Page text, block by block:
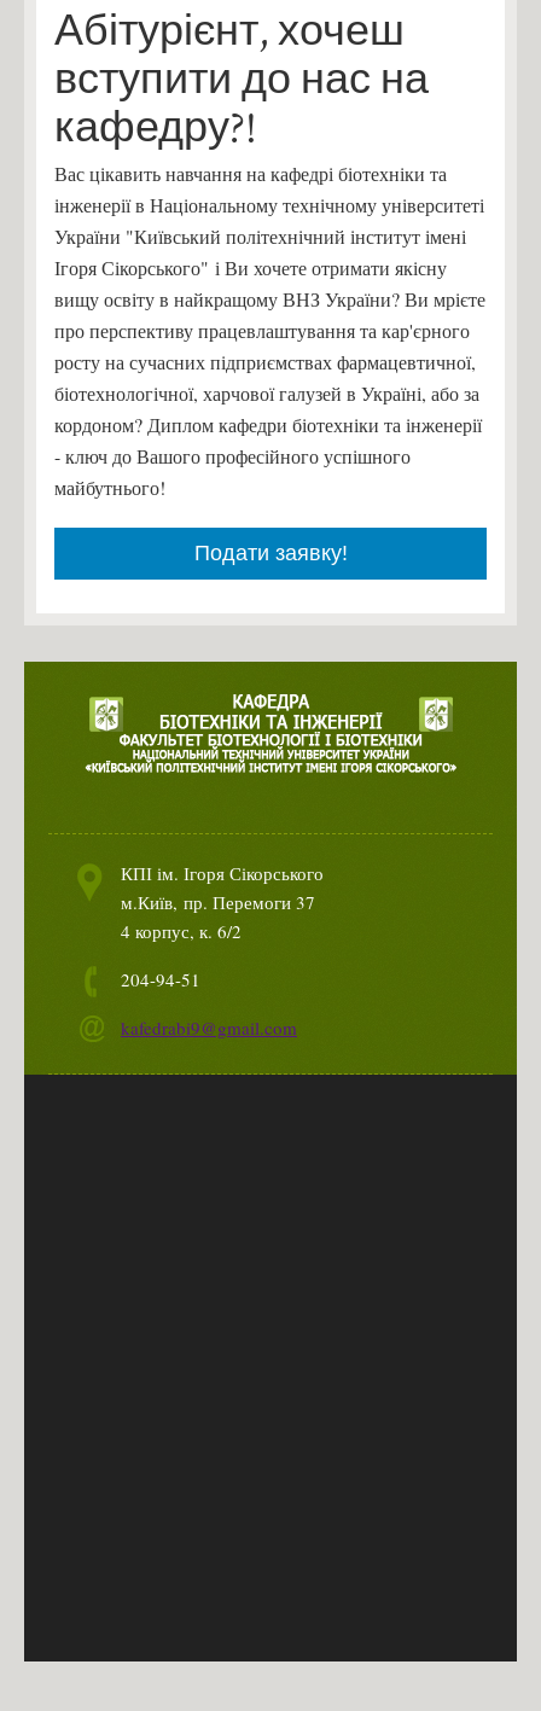
Абітурієнт, хочеш
вступити до нас на
кафедру?!
Вас цікавить навчання на кафедрі біотехніки та
інженерії в Національному технічному університеті
України "Київський політехнічний інститут імені
Ігоря Сікорського" і Ви хочете отримати якісну
вищу освіту в найкращому ВНЗ України? Ви мрієте
про перспективу працевлаштування та кар'єрного
росту на сучасних підприємствах фармацевтичної,
біотехнологічної, харчової галузей в Україні, або за
кордоном? Диплом кафедри біотехніки та інженерії
- ключ до Вашого професійного успішного
майбутнього!
Подати заявку!
КПІ ім. Ігоря Сікорського
м.Київ, пр. Перемоги 37
4 корпус, к. 6/2
204-94-51
kafedrabi9@gmail.com